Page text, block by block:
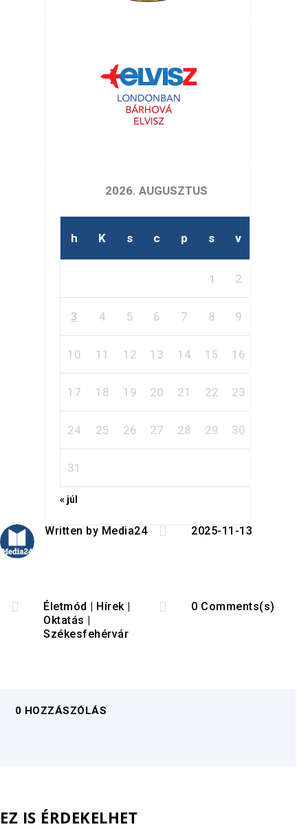
2026. AUGUSZTUS
h K s c p s v
1 2
3 4 5 6 7 8 9
10 11 12 13 14 15 16
17 18 19 20 21 22 23
24 25 26 27 28 29 30
31
« júl
Written by Media24  2025-11-13
 Életmód Hírek|
Oktatás
Székesfehérvár
 0 Comments(s)
0 HOZZÁSZÓLÁS
EZ IS ÉRDEKELHET